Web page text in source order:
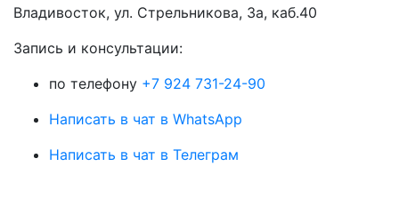
Владивосток, ул. Стрельникова, 3а, каб.40
3апись и консультации:
по телефону +7 924 731-24-90
Написать в чат в WhatsApp
Написать в чат в Телеграм